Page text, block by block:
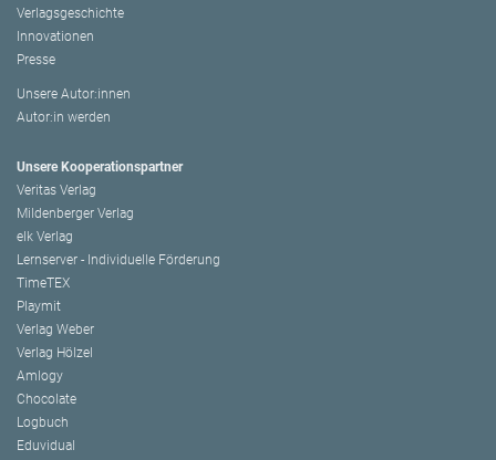
Verlagsgeschichte
Innovationen
Presse
Unsere Autor:innen
Autor:in werden
Unsere Kooperationspartner
Veritas Verlag
Mildenberger Verlag
elk Verlag
Lernserver - Individuelle Förderung
TimeTEX
Playmit
Verlag Weber
Verlag Hölzel
Amlogy
Chocolate
Logbuch
Eduvidual